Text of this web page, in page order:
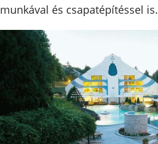
munkával és csapatépítéssel is.